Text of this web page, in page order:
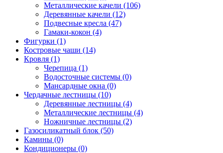
Металлические качели (106)
Деревянные качели (12)
Подвесные кресла (47)
Гамаки-кокон (4)
Фигурки (1)
Костровые чаши (14)
Кровля (1)
Черепица (1)
Водосточные системы (0)
Мансардные окна (0)
Чердачные лестницы (10)
Деревянные лестницы (4)
Металлические лестницы (4)
Ножничные лестницы (2)
Газосиликатный блок (50)
Камины (0)
Кондиционеры (0)